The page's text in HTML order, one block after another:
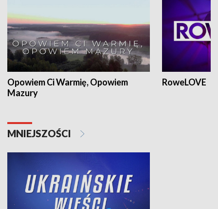
Opowiem Ci Warmię, Opowiem
Mazury
RoweLOVE
MNIEJSZOŚCI